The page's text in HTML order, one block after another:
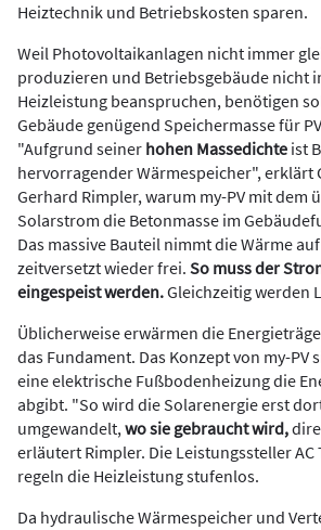
Heiztechnik und Betriebskosten sparen.
Weil Photovoltaikanlagen nicht immer
produzieren und Betriebsgebäude nicht
Heizleistung beanspruchen, benötigen
Gebäude genügend Speichermasse für
"Aufgrund seiner hohen Massedichte ist
hervorragender Wärmespeicher", erklärt
Gerhard Rimpler, warum my-PV mit dem
Solarstrom die Betonmasse im
Das massive Bauteil nimmt die Wärme
zeitversetzt wieder frei. So muss der
eingespeist werden.Gleichzeitig werden
Üblicherweise erwärmen die
das Fundament. Das Konzept von my-PV
eine elektrische Fußbodenheizung die
abgibt. "So wird die Solarenergie erst
umgewandelt,wo sie gebraucht wird,
erläutert Rimpler. Die Leistungssteller AC
regeln die Heizleistung stufenlos.
Da hydraulische Wärmespeicher und